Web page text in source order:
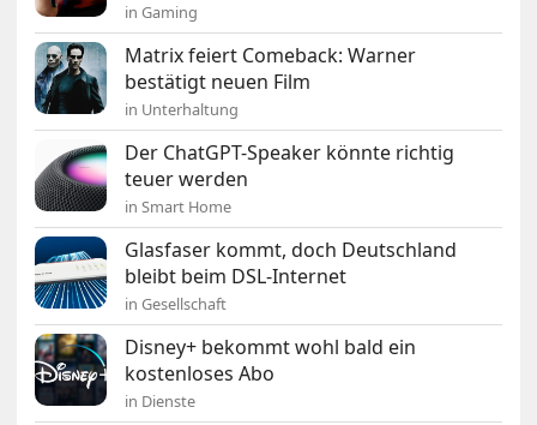
in Gaming
Matrix feiert Comeback: Warner
bestätigt neuen Film
in Unterhaltung
Der ChatGPT-Speaker könnte richtig
teuer werden
in Smart Home
Glasfaser kommt, doch Deutschland
bleibt beim DSL-Internet
in Gesellschaft
Disney+ bekommt wohl bald ein
kostenloses Abo
in Dienste